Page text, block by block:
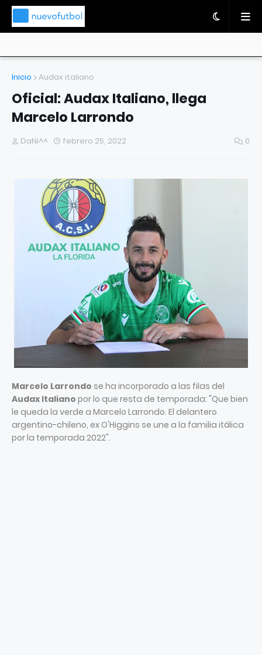
Inicio Audax italiano
Oficial: Audax Italiano, llega
Marcelo Larrondo
DaNi^^ febrero 25, 2022 0
Marcelo Larrondo se ha incorporado a las filas del
Audax Italiano por lo que resta de temporada: "Que bien
le queda la verde a Marcelo Larrondo. El delantero
argentino-chileno, ex O'Higgins se une a la familia itálica
por la temporada 2022".